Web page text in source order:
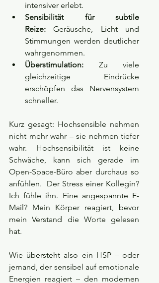
intensiver erlebt.
Sensibilität für subtile
Reize: Geräusche, Licht und
Stimmungen werden deutlicher
wahrgenommen.
Überstimulation: Zu viele
gleichzeitige Eindrücke
erschöpfen das Nervensystem
schneller.
Kurz gesagt: Hochsensible nehmen
nicht mehr wahr – sie nehmen tiefer
wahr. Hochsensibilität ist keine
Schwäche, kann sich gerade im
Open-Space-Büro aber durchaus so
anfühlen.  Der Stress einer Kollegin?
Ich fühle ihn. Eine angespannte E-
Mail? Mein Körper reagiert, bevor
mein Verstand die Worte gelesen
hat.
Wie übersteht also ein HSP – oder
jemand, der sensibel auf emotionale
Energien reagiert – den modernen